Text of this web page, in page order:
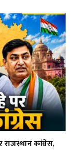
कांग्रेस,